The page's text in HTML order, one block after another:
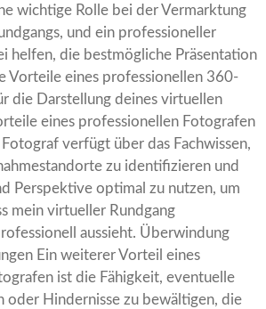
wichtige Rolle bei der Vermarktung
und ein professioneller
helfen, die bestmögliche Präsentation
Vorteile eines professionellen 360-
die Darstellung deines virtuellen
eines professionellen Fotografen
verfügt über das Fachwissen,
zu identifizieren und
Perspektive optimal zu nutzen, um
mein virtueller Rundgang
aussieht. Überwindung
Ein weiterer Vorteil eines
ist die Fähigkeit, eventuelle
oder Hindernisse zu bewältigen, die